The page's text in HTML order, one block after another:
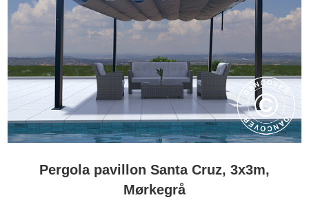
Pergola pavillon Santa Cruz, 3x3m,
Mørkegrå